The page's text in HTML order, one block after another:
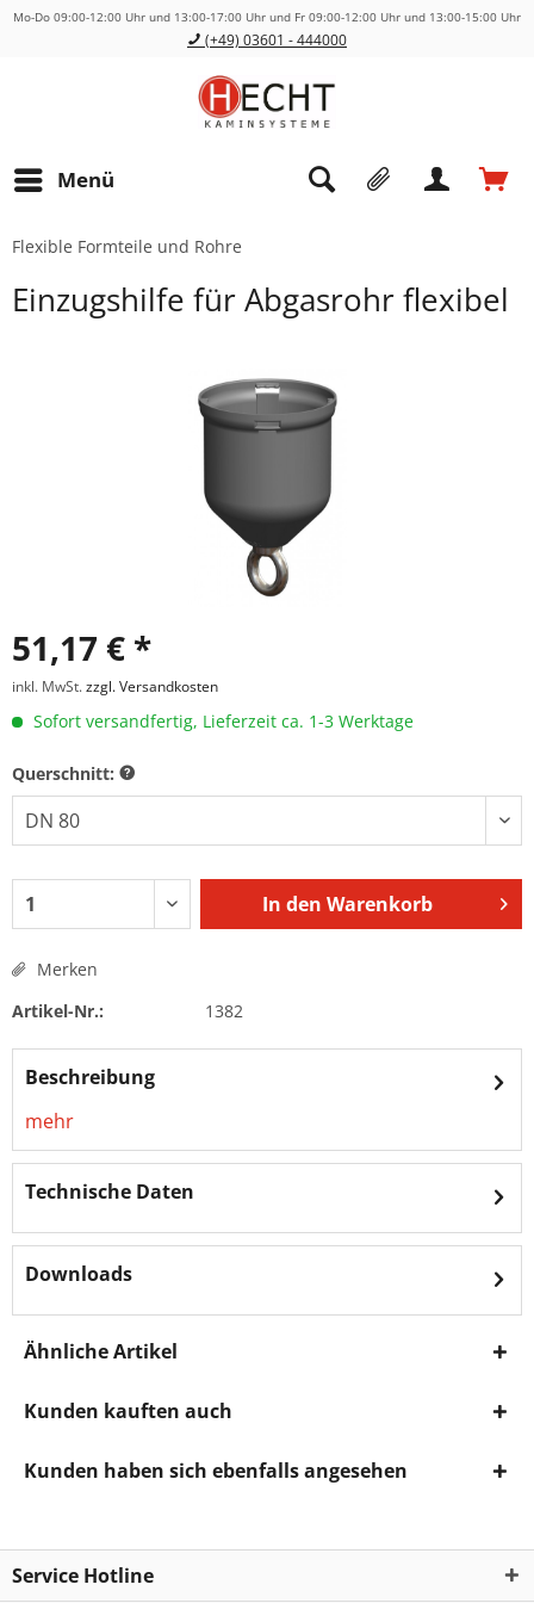
Mo-Do 09:00-12:00 Uhr und 13:00-17:00 Uhr und Fr 09:00-12:00 Uhr und 13:00-15:00 Uhr
(+49) 03601 - 444000
Menü
Flexible Formteile und Rohre
Einzugshilfe für Abgasrohr flexibel
51,17 € *
inkl. MwSt.zzgl. Versandkosten
Sofort versandfertig, Lieferzeit ca. 1-3 Werktage
Querschnitt:
In den Warenkorb
Merken
Artikel-Nr.:
1382
Beschreibung
mehr
Technische Daten
Downloads
Ähnliche Artikel
Kunden kauften auch
Kunden haben sich ebenfalls angesehen
Service Hotline